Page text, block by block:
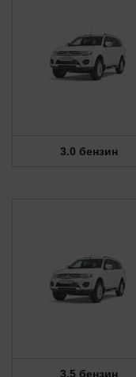
3.0 бензин
3.5 бензин